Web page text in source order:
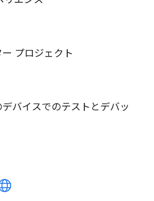
プロジェクト
バイスでのテストとデバッ